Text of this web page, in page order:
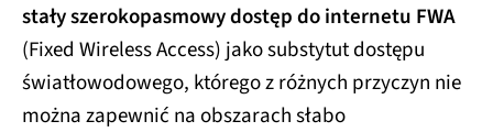
stały szerokopasmowy dostęp do internetu FWA
(Fixed Wireless Access) jako substytut dostępu
światłowodowego, którego z różnych przyczyn nie
można zapewnić na obszarach słabo